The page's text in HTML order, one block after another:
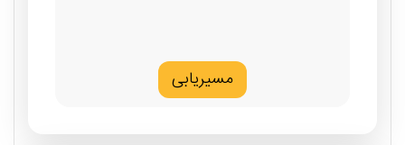
مسیریابی